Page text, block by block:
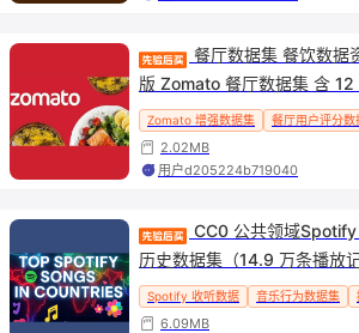
餐厅数据集 餐饮数据
版 Zomato 餐厅数据集 含 12
（用户评分  美食类型 工程特
荐系统 价格预测 行为分析）
Zomato 增强数据集 餐厅用户评分数
2.02MB
用户d205224b719040
CC0 公共领域
历史数据集（14.9 万条播放
乐行为数据集、播放历史数
好建模
Spotify 收听数据 音乐行为数据集
6.09MB